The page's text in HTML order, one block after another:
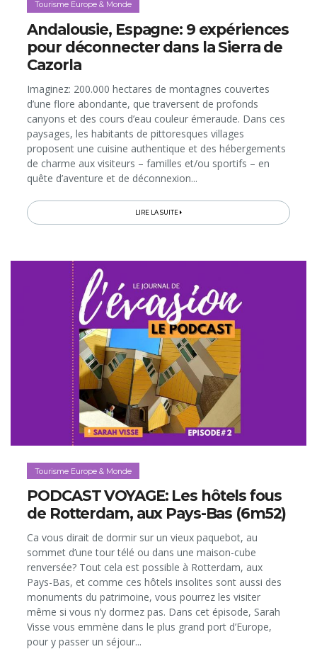
Tourisme Europe & Monde
Andalousie, Espagne: 9 expériences
pour déconnecter dans la Sierra de
Cazorla
Imaginez: 200.000 hectares de montagnes couvertes
d’une flore abondante, que traversent de profonds
canyons et des cours d’eau couleur émeraude. Dans ces
paysages, les habitants de pittoresques villages
proposent une cuisine authentique et des hébergements
de charme aux visiteurs – familles et/ou sportifs – en
quête d’aventure et de déconnexion...
LIRE LA SUITE
Tourisme Europe & Monde
PODCAST VOYAGE: Les hôtels fous
de Rotterdam, aux Pays-Bas (6m52)
Ca vous dirait de dormir sur un vieux paquebot, au
sommet d’une tour télé ou dans une maison-cube
renversée? Tout cela est possible à Rotterdam, aux
Pays-Bas, et comme ces hôtels insolites sont aussi des
monuments du patrimoine, vous pourrez les visiter
même si vous n’y dormez pas. Dans cet épisode, Sarah
Visse vous emmène dans le plus grand port d’Europe,
pour y passer un séjour...